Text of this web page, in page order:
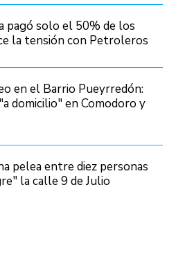
pagó solo el 50% de los
la tensión con Petroleros
en el Barrio Pueyrredón:
domicilio" en Comodoro y
pelea entre diez personas
la calle 9 de Julio